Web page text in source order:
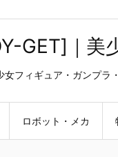
GET]｜
女フィギュア・ガンプ
ロボット・メカ